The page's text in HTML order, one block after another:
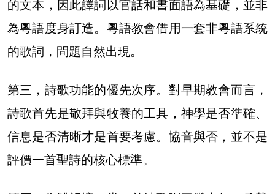
的文本，因此譯詞以官話和書面語為基礎，並非
為粵語度身訂造。粵語教會借用一套非粵語系統
的歌詞，問題自然出現。
第三，詩歌功能的優先次序。對早期教會而言，
詩歌首先是敬拜與牧養的工具，神學是否準確、
信息是否清晰才是首要考慮。協音與否，並不是
評價一首聖詩的核心標準。